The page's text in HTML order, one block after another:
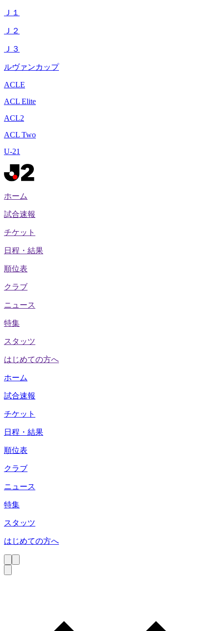
Ｊ１
Ｊ２
Ｊ３
ルヴァンカップ
ACLE
ACL Elite
ACL2
ACL Two
U-21
ホーム
試合速報
チケット
日程・結果
順位表
クラブ
ニュース
特集
スタッツ
はじめての方へ
ホーム
試合速報
チケット
日程・結果
順位表
クラブ
ニュース
特集
スタッツ
はじめての方へ